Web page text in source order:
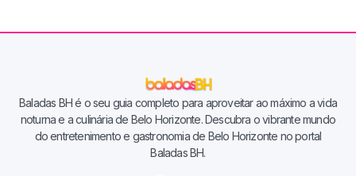
Baladas BH é o seu guia completo para aproveitar ao máximo a vida
noturna e a culinária de Belo Horizonte. Descubra o vibrante mundo
do entretenimento e gastronomia de Belo Horizonte no portal
Baladas BH.